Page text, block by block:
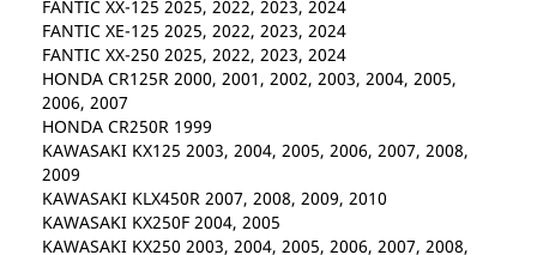
FANTIC XX-125 2025, 2022, 2023, 2024
FANTIC XE-125 2025, 2022, 2023, 2024
FANTIC XX-250 2025, 2022, 2023, 2024
HONDA CR125R 2000, 2001, 2002, 2003, 2004, 2005,
2006, 2007
HONDA CR250R 1999
KAWASAKI KX125 2003, 2004, 2005, 2006, 2007, 2008,
2009
KAWASAKI KLX450R 2007, 2008, 2009, 2010
KAWASAKI KX250F 2004, 2005
KAWASAKI KX250 2003, 2004, 2005, 2006, 2007, 2008,